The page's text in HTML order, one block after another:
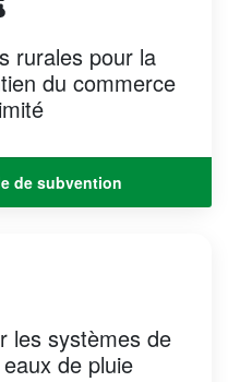
rurales pour la
du commerce
de subvention
les systèmes de
de pluie​